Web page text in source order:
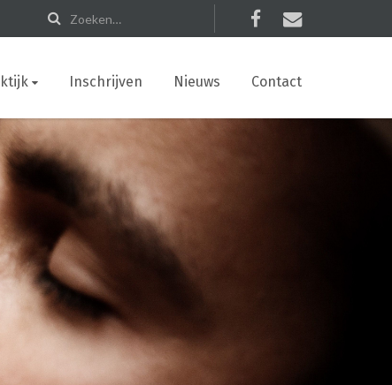
Inschrijven Nieuws Contact